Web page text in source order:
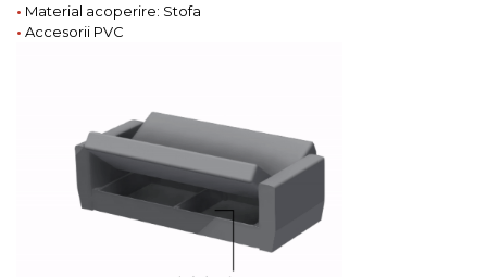
• Material acoperire: Stofa
• Accesorii PVC